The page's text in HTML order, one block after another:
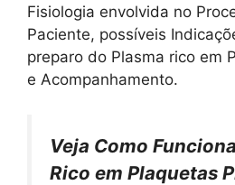
Fisiologia envolvida no
Paciente, possíveis
preparo do Plasma rico em
e Acompanhamento.
Veja Como
Rico em Plaquetas